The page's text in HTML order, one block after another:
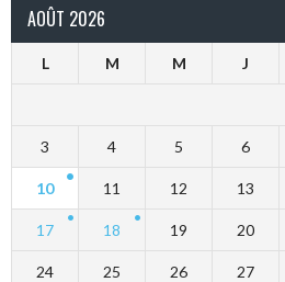
AOÛT 2026
L M M J
3 4 5 6
10 11 12 13
17 18 19 20
24 25 26 27